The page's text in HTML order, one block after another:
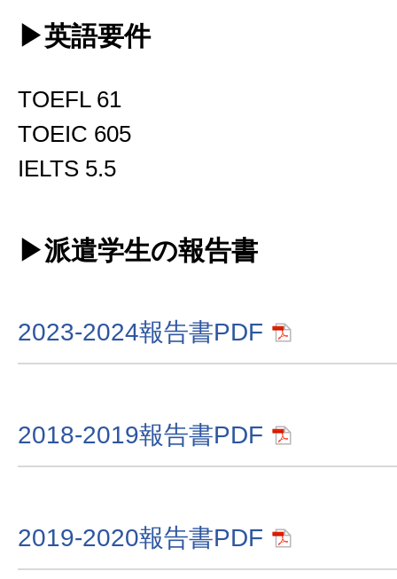
▶英語要件
TOEFL 61
TOEIC 605
IELTS 5.5
▶派遣学生の報告書
2023-2024報告書PDF
2018-2019報告書PDF
2019-2020報告書PDF